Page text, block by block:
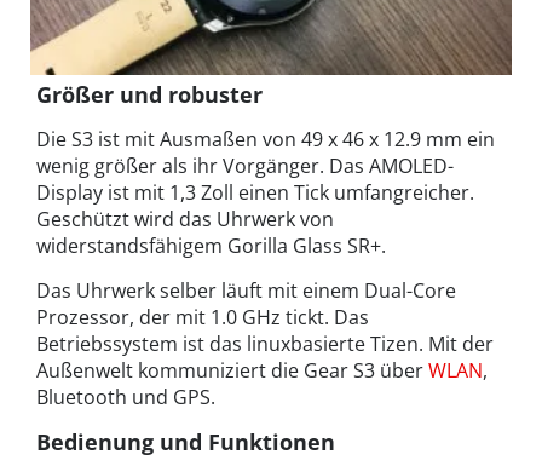
Größer und robuster
Die S3 ist mit Ausmaßen von 49 x 46 x 12.9 mm ein
wenig größer als ihr Vorgänger. Das AMOLED-
Display ist mit 1,3 Zoll einen Tick umfangreicher.
Geschützt wird das Uhrwerk von
widerstandsfähigem Gorilla Glass SR+.
Das Uhrwerk selber läuft mit einem Dual-Core
Prozessor, der mit 1.0 GHz tickt. Das
Betriebssystem ist das linuxbasierte Tizen. Mit der
Außenwelt kommuniziert die Gear S3 überWLAN,
Bluetooth und GPS.
Bedienung und Funktionen